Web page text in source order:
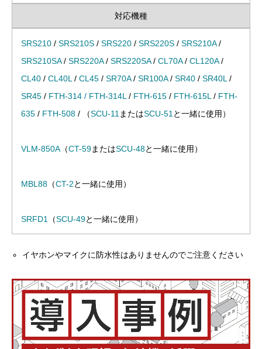
対応機種
SRS210 / SRS210S / SRS220 / SRS220S / SRS210A/
SRS210SA/ SRS220A/ SRS220SA/ CL70A/ CL120A/
CL40 / CL40L / CL45 / SR70A/ SR100A/ SR40 / SR40L /
SR45 / FTH-314 / FTH-314L / FTH-615 / FTH-615L / FTH-
635 / FTH-508 / （SCU-11 またはSCU-51 と一緒に使用）
VLM-850A （CT-59またはSCU-48と一緒に使用）
MBL88 （CT-2と一緒に使用）
SRFD1 （SCU-49と一緒に使用）
イヤホンやマイクに防水性はありませんのでご注意ください